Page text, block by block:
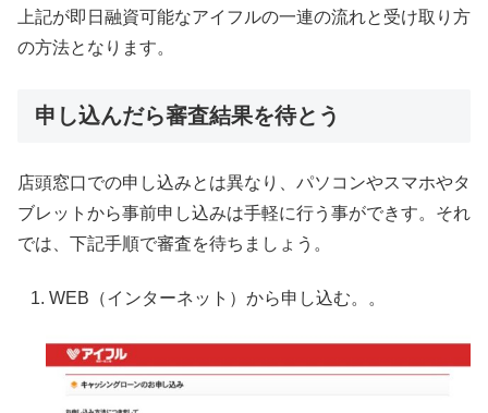
上記が即日融資可能なアイフルの一連の流れと受け取り方
の方法となります。
申し込んだら審査結果を待とう
店頭窓口での申し込みとは異なり、パソコンやスマホやタ
ブレットから事前申し込みは手軽に行う事ができす。それ
では、下記手順で審査を待ちましょう。
WEB（インターネット）から申し込む。。